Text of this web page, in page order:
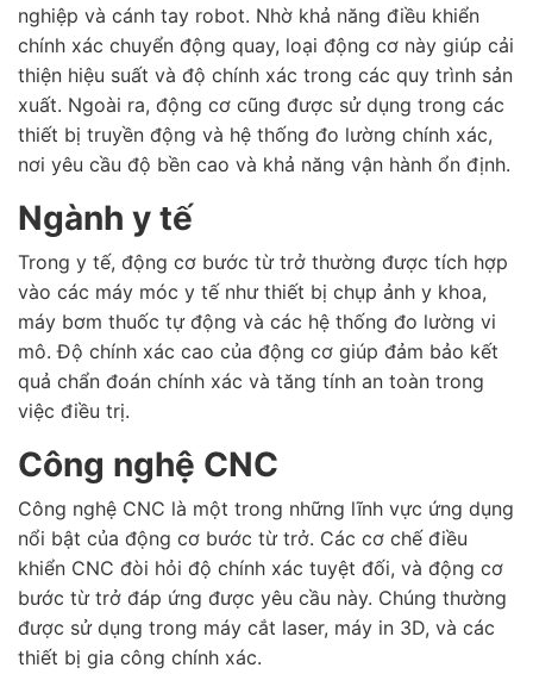
nghiệp và cánh tay robot. Nhờ khả năng điều khiển
chính xác chuyển động quay, loại động cơ này giúp cải
thiện hiệu suất và độ chính xác trong các quy trình sản
xuất. Ngoài ra, động cơ cũng được sử dụng trong các
thiết bị truyền động và hệ thống đo lường chính xác,
nơi yêu cầu độ bền cao và khả năng vận hành ổn định.
Ngành y tế
Trong y tế, động cơ bước từ trở thường được tích hợp
vào các máy móc y tế như thiết bị chụp ảnh y khoa,
máy bơm thuốc tự động và các hệ thống đo lường vi
mô. Độ chính xác cao của động cơ giúp đảm bảo kết
quả chẩn đoán chính xác và tăng tính an toàn trong
việc điều trị.
Công nghệ CNC
Công nghệ CNC là một trong những lĩnh vực ứng dụng
nổi bật của động cơ bước từ trở. Các cơ chế điều
khiển CNC đòi hỏi độ chính xác tuyệt đối, và động cơ
bước từ trở đáp ứng được yêu cầu này. Chúng thường
được sử dụng trong máy cắt laser, máy in 3D, và các
thiết bị gia công chính xác.